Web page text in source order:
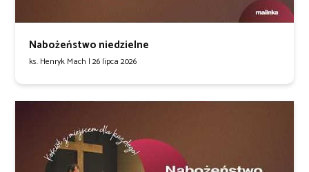
Nabożeństwo niedzielne
ks. Henryk Mach | 26 lipca 2026